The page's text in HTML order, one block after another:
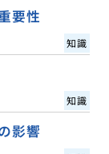
要性
知識
知識
影響